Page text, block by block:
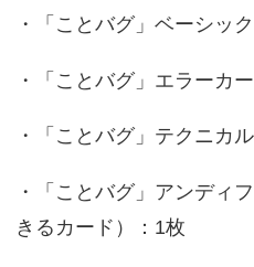
・「ことバグ」ベーシッ
・「ことバグ」エラーカ
・「ことバグ」テクニカ
・「ことバグ」アンディ
きるカード）：1枚